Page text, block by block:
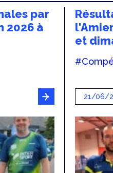
par
2026 à
et
21/06/